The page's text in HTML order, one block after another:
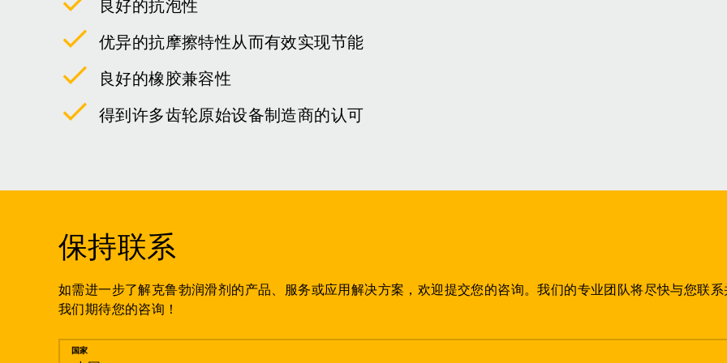
良好的抗泡性
优异的抗摩擦特性从而有效实现节能
良好的橡胶兼容性
得到许多齿轮原始设备制造商的认可
保持联系
如需进一步了解克鲁勃润滑剂的产品、服务或应用解决方案，欢迎提交您的咨询。我们的专业团队将尽快与您联系
我们期待您的咨询！
留言
国家